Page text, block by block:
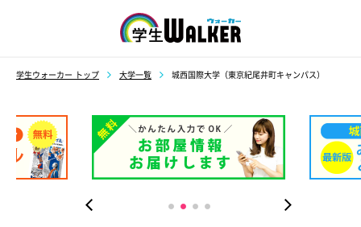
学生ウォーカー トップ 大学一覧 城西国際大学（東京紀尾井町キャンパス）